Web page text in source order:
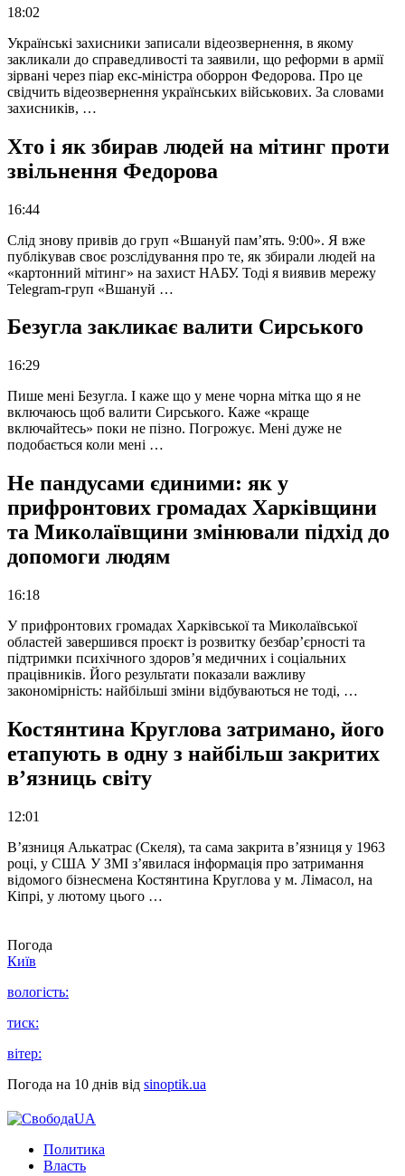
18:02
Українські захисники записали відеозвернення, в якому
закликали до справедливості та заявили, що реформи в армії
зірвані через піар екс-міністра оборрон Федорова. Про це
свідчить відеозвернення українських військових. За словами
захисників, …
Хто і як збирав людей на мітинг проти
звільнення Федорова
16:44
Слід знову привів до груп «Вшануй пам’ять. 9:00». Я вже
публікував своє розслідування про те, як збирали людей на
«картонний мітинг» на захист НАБУ. Тоді я виявив мережу
Telegram-груп «Вшануй …
Безугла закликає валити Сирського
16:29
Пише мені Безугла. І каже що у мене чорна мітка що я не
включаюсь щоб валити Сирського. Каже «краще
включайтесь» поки не пізно. Погрожує. Мені дуже не
подобається коли мені …
Не пандусами єдиними: як у
прифронтових громадах Харківщини
та Миколаївщини змінювали підхід до
допомоги людям
16:18
У прифронтових громадах Харківської та Миколаївської
областей завершився проєкт із розвитку безбар’єрності та
підтримки психічного здоров’я медичних і соціальних
працівників. Його результати показали важливу
закономірність: найбільші зміни відбуваються не тоді, …
Костянтина Круглова затримано, його
етапують в одну з найбільш закритих
в’язниць світу
12:01
В’язниця Алькатрас (Скеля), та сама закрита в’язниця у 1963
році, у США У ЗМІ з’явилася інформація про затримання
відомого бізнесмена Костянтина Круглова у м. Лімасол, на
Кіпрі, у лютому цього …
Погода
Київ
вологість:
тиск:
вітер:
Погода на 10 днів від sinoptik.ua
Политика
Власть